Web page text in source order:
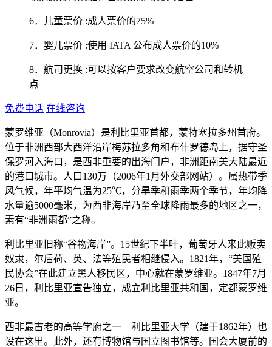
6．儿童票价 :成人票价的75%
7．婴儿票价 :使用 IATA 公布成人票价的10%
8．航司更换 :可以按客户要求改变航空公司和转机
点
免费电话 在线咨询
蒙罗维亚（Monrovia）是利比里亚首都，蒙特塞拉多州首府。
位于非洲西部大西洋沿岸梅苏拉多角和布什罗德岛上，据守圣
保罗河入海口，是西非重要的出海门户，非洲距南美大陆最近
的港口城市。人口130万（2006年1月外交部网站）。属热带季
风气候，年平均气温为25℃，分旱季和雨季两个季节，年均降
水量逾5000毫米，为西非海岸乃至全球降雨最多的地区之一，
素有“非洲雨都”之称。
利比里亚旧称“谷物海岸”。15世纪下半叶，葡萄牙人来此贩卖
奴隶，尔后荷、英、法等殖民者相继侵入。1821年，“美国殖
民协会”在此建立黑人移民区，中心就在蒙罗维亚。1847年7月
26日，利比里亚宣告独立，成立利比里亚共和国，定都蒙罗维
亚。
西非最古老的高等学府之一—利比里亚大学（建于1862年）也
设在这里。此外，还有博物馆与国立图书馆等。国会大厦前的